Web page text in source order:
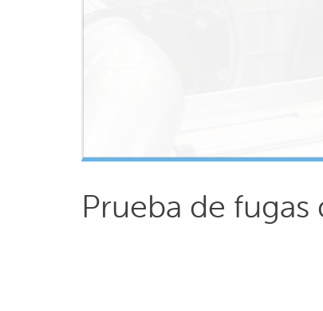
Prueba de